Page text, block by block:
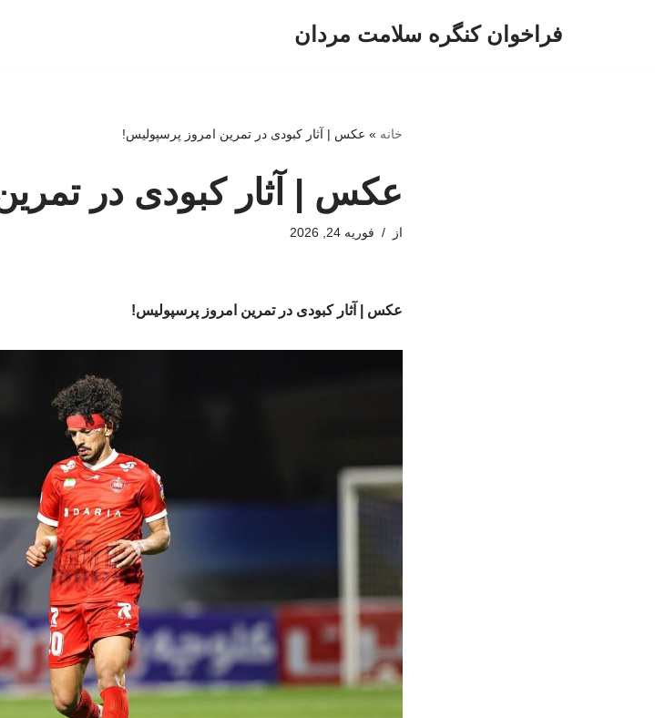
فراخوان کنگره سلامت مردان
خانه » عکس | آثار کبودی در تمرین امروز پرسپولیس!
عکس | آثار کبودی در
از فوریه 24, 2026
عکس | آثار کبودی در تمرین امروز پرسپولیس!